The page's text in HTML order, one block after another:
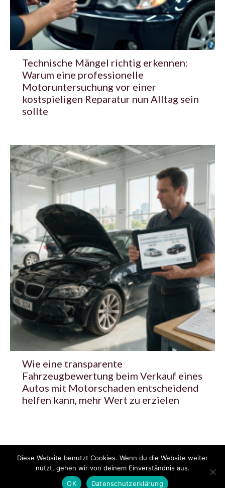
Technische Mängel richtig erkennen:
Warum eine professionelle
Motoruntersuchung vor einer
kostspieligen Reparatur nun Alltag sein
sollte
Wie eine transparente
Fahrzeugbewertung beim Verkauf eines
Autos mit Motorschaden entscheidend
helfen kann, mehr Wert zu erzielen
© 2020 - 2025 Copyright - KFZzeitung.com
Datenschutzerklärung Kontakt Impressum
Diese Website benutzt Cookies. Wenn du die Website weiter
nutzt, gehen wir von deinem Einverständnis aus.
OK
Datenschutzerklärung